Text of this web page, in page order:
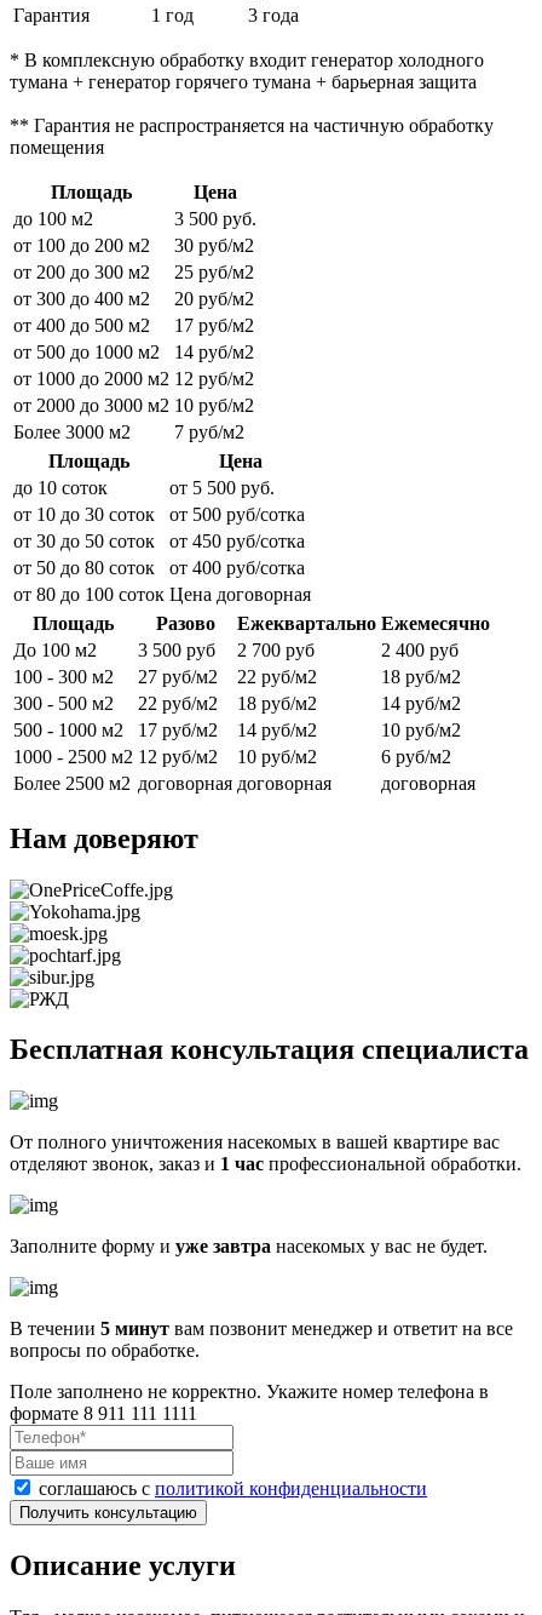
Гарантия
1 год 3 года
* В комплексную обработку входит генератор холодного
тумана + генератор горячего тумана + барьерная защита
** Гарантия не распространяется на частичную обработку
помещения
Площадь
Цена
до 100 м2
3 500 руб.
от 100 до 200 м2
30 руб/м2
от 200 до 300 м2
25 руб/м2
от 300 до 400 м2
20 руб/м2
от 400 до 500 м2
17 руб/м2
от 500 до 1000 м2
14 руб/м2
от 1000 до 2000 м2 12 руб/м2
от 2000 до 3000 м2 10 руб/м2
Более 3000 м2
7 руб/м2
Площадь
Цена
до 10 соток
от 5 500 руб.
от 10 до 30 соток
от 500 руб/сотка
от 30 до 50 соток
от 450 руб/сотка
от 50 до 80 соток
от 400 руб/сотка
от 80 до 100 соток Цена договорная
Площадь
Разово Ежеквартально Ежемесячно
До 100 м2
3 500 руб 2 700 руб
2 400 руб
100 - 300 м2
27 руб/м2 22 руб/м2
18 руб/м2
300 - 500 м2
22 руб/м2 18 руб/м2
14 руб/м2
500 - 1000 м2
17 руб/м2 14 руб/м2
10 руб/м2
1000 - 2500 м2 12 руб/м2 10 руб/м2
6 руб/м2
Более 2500 м2 договорная договорная договорная
Нам доверяют
Бесплатная консультация специалиста
От полного уничтожения насекомых в вашей квартире вас
отделяют звонок, заказ и 1 час профессиональной обработки.
Заполните форму и уже завтра насекомых у вас не будет.
В течении 5 минут вам позвонит менеджер и ответит на все
вопросы по обработке.
Поле заполнено не корректно. Укажите номер телефона в
формате 8 911 111 1111
соглашаюсь с политикой конфиденциальности
Получить консультацию
Описание услуги